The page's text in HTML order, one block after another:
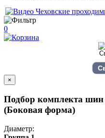
0
×
Подбор комплекта
(Боковая форма)
Диаметр: